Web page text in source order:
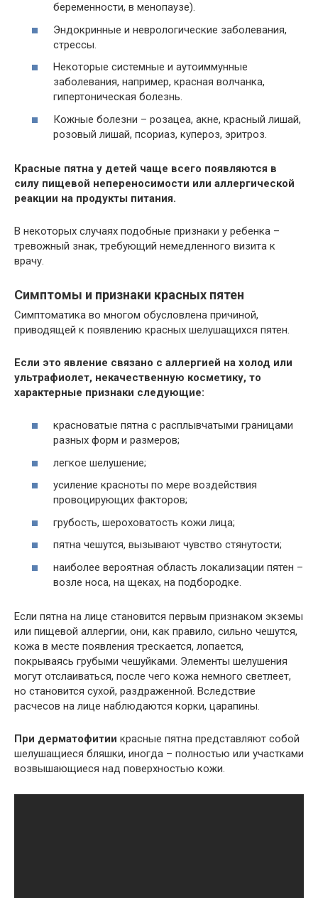
беременности, в менопаузе).
Эндокринные и неврологические заболевания,
стрессы.
Некоторые системные и аутоиммунные
заболевания, например, красная волчанка,
гипертоническая болезнь.
Кожные болезни – розацеа, акне, красный лишай,
розовый лишай, псориаз, купероз, эритроз.
Красные пятна у детей чаще всего появляются в
силу пищевой непереносимости или аллергической
реакции на продукты питания.
В некоторых случаях подобные признаки у ребенка –
тревожный знак, требующий немедленного визита к
врачу.
Симптомы и признаки красных пятен
Симптоматика во многом обусловлена причиной,
приводящей к появлению красных шелушащихся пятен.
Если это явление связано с аллергией на холод или
ультрафиолет, некачественную косметику, то
характерные признаки следующие:
красноватые пятна с расплывчатыми границами
разных форм и размеров;
легкое шелушение;
усиление красноты по мере воздействия
провоцирующих факторов;
грубость, шероховатость кожи лица;
пятна чешутся, вызывают чувство стянутости;
наиболее вероятная область локализации пятен –
возле носа, на щеках, на подбородке.
Если пятна на лице становится первым признаком экземы
или пищевой аллергии, они, как правило, сильно чешутся,
кожа в месте появления трескается, лопается,
покрываясь грубыми чешуйками. Элементы шелушения
могут отслаиваться, после чего кожа немного светлеет,
но становится сухой, раздраженной. Вследствие
расчесов на лице наблюдаются корки, царапины.
При дерматофитии красные пятна представляют собой
шелушащиеся бляшки, иногда – полностью или участками
возвышающиеся над поверхностью кожи.